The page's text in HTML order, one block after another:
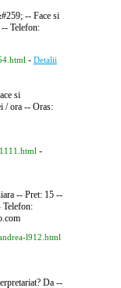
-- Face si
Telefon:
- Detalii
si
/ ora -- Oras:
-
-- Pret: 15 --
Telefon:
l912.html
Da --